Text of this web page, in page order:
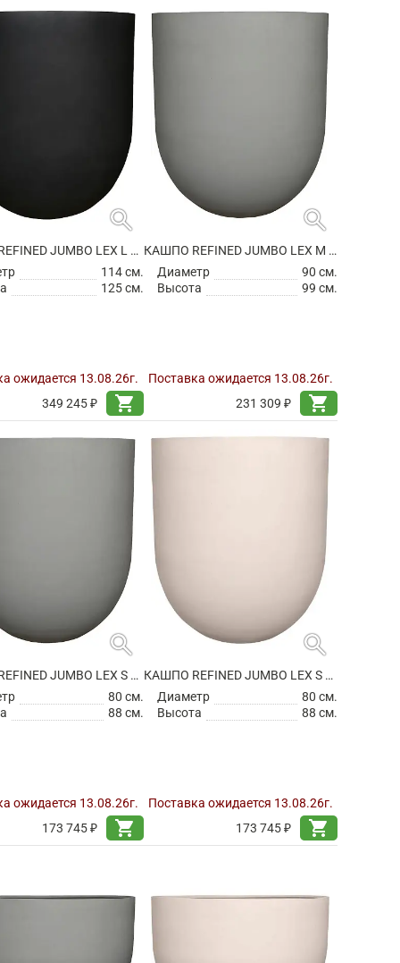
search
КАШПО REFINED JUMBO LEX L VOLCANO BLACK
114 см.
125 см.
ожидается 13.08.26г.
349 245 ₽
shopping_cart
search
КАШПО REFINED JUMBO LEX M CLOUDED GREY
Диаметр
90 см.
Высота
99 см.
Поставка ожидается 13.08.26г.
231 309 ₽
shopping_cart
search
КАШПО REFINED JUMBO LEX S CLOUDED GREY
80 см.
88 см.
ожидается 13.08.26г.
173 745 ₽
shopping_cart
search
КАШПО REFINED JUMBO LEX S NATURAL WHITE
Диаметр
80 см.
Высота
88 см.
Поставка ожидается 13.08.26г.
173 745 ₽
shopping_cart